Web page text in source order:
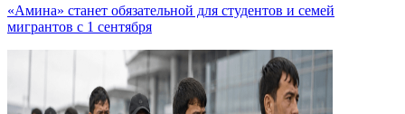
«Амина» станет обязательной для студентов и семей
мигрантов с 1 сентября